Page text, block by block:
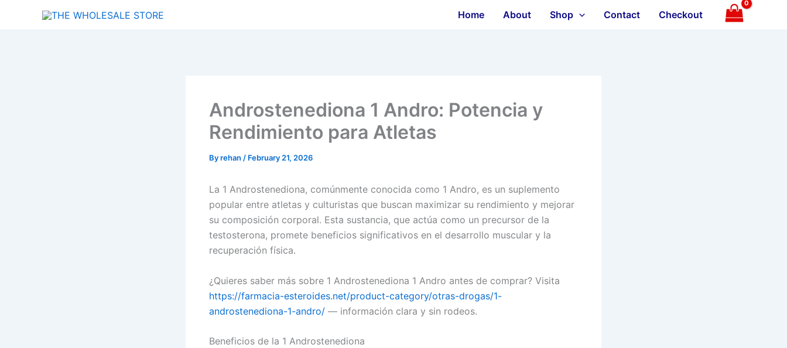
Home About Shop Contact Checkout
Androstenediona 1 Andro: Potencia y
Rendimiento para Atletas
Byrehan / February 21, 2026
La 1 Androstenediona, comúnmente conocida como 1 Andro, es un suplemento
popular entre atletas y culturistas que buscan maximizar su rendimiento y mejorar
su composición corporal. Esta sustancia, que actúa como un precursor de la
testosterona, promete beneficios significativos en el desarrollo muscular y la
recuperación física.
¿Quieres saber más sobre 1 Androstenediona 1 Andro antes de comprar? Visita
https://farmacia-esteroides.net/product-category/otras-drogas/1-
androstenediona-1-andro/ — información clara y sin rodeos.
Beneficios de la 1 Androstenediona